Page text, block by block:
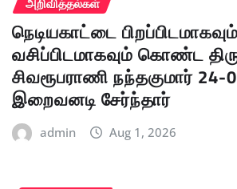
நெடியகாட்டை
வசிப்பிடமாகவும் கொண்ட
சிவரூபராணி நந்தகுமார்
இறைவனடி சேர்ந்தார்
admin Aug 1, 2026